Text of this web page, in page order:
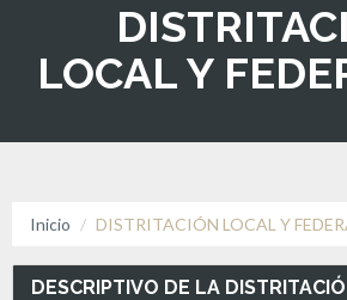
LOCAL Y
Inicio DISTRITACIÓN LOCAL Y
DESCRIPTIVO DE LA